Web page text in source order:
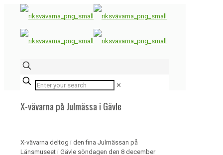
✕
X-vävarna på Julmässa i Gävle
X-vävarna deltog i den fina Julmässan på
Länsmuseet i Gävle söndagen den 8 december